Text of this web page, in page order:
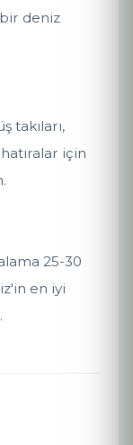
deniz
takıları,
için
25-30
en iyi